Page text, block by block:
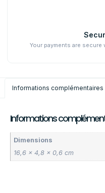
Your payments are
Informations complémentaires
Informations
Dimensions
16,6 × 4,8 × 0,6 cm